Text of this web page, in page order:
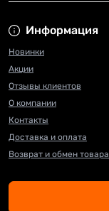
Информация
Новинки
Акции
Отзывы клиентов
О компании
Контакты
Доставка и оплата
Возврат и обмен товара